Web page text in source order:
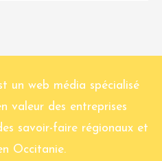
un web média spécialisé
valeur des entreprises
savoir-faire régionaux et
Occitanie.